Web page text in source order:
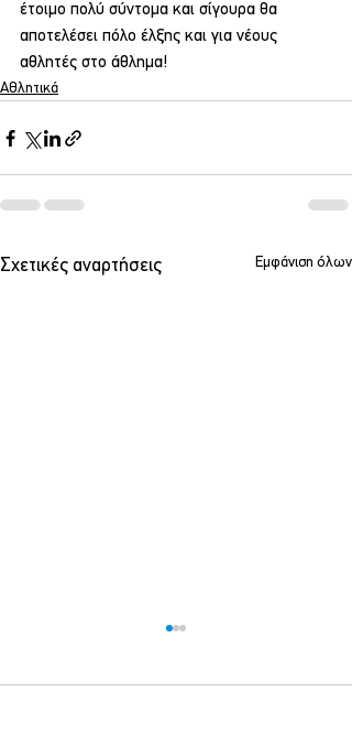
έτοιμο πολύ σύντομα και σίγουρα θα
αποτελέσει πόλο έλξης και για νέους
αθλητές στο άθλημα!
Αθλητικά
Σχετικές αναρτήσεις Εμφάνιση όλων